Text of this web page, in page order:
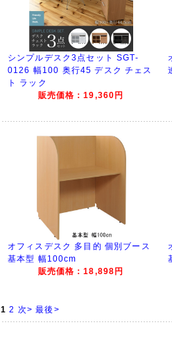
シンプルデスク3点セット SGT-
0126 幅100 奥行45 デスク チェス
ト ラック
販売価格：19,360円
オフィスデスク 多目的 個別ブース
基本型 幅100cm
販売価格：18,898円
1 2 次> 最後>